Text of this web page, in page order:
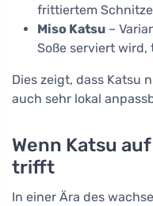
frittiertem
Miso Katsu –
Soße serviert wird,
Dies zeigt, dass Katsu
auch sehr lokal
Wenn Katsu
trifft
In einer Ära des